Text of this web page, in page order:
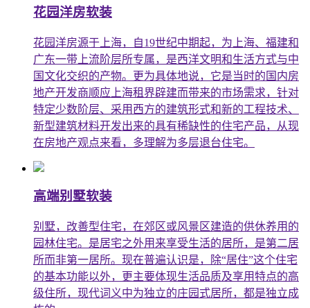
花园洋房软装
花园洋房源于上海，自19世纪中期起，为上海、福建和
广东一带上流阶层所专属，是西洋文明和生活方式与中
国文化交织的产物。更为具体地说，它是当时的国内房
地产开发商顺应上海租界辟建而带来的市场需求，针对
特定少数阶层、采用西方的建筑形式和新的工程技术、
新型建筑材料开发出来的具有稀缺性的住宅产品，从现
在房地产观点来看，多理解为多层退台住宅。
高端别墅软装
别墅，改善型住宅，在郊区或风景区建造的供休养用的
园林住宅。是居宅之外用来享受生活的居所，是第二居
所而非第一居所。现在普遍认识是，除“居住”这个住宅
的基本功能以外，更主要体现生活品质及享用特点的高
级住所，现代词义中为独立的庄园式居所，都是独立成